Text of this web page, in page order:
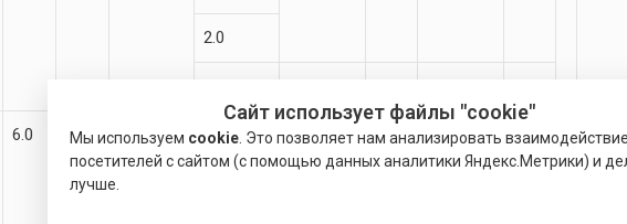
2.0
6.0 3.8 4.5 1.0 1.8 4.6 6.5 8.5
Сайт использует файлы "cookie"
Мы используем cookie . Это позволяет нам анализировать
посетителей с сайтом (с помощью данных аналитики Яндекс.Метрики) и
лучше.